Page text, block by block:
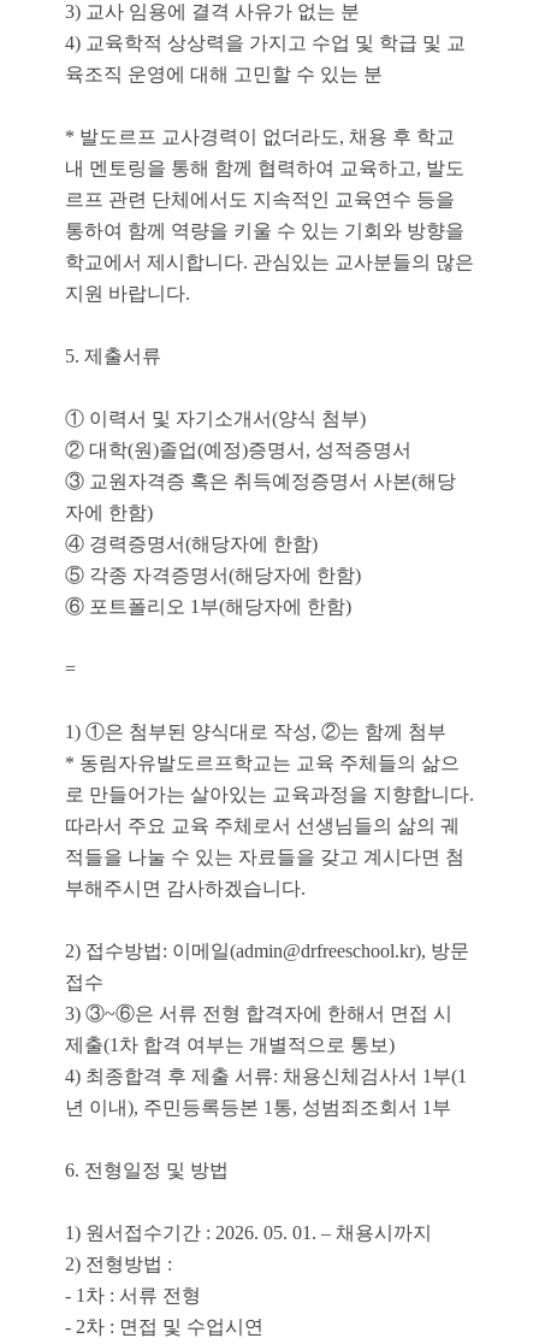
3) 교사 임용에 결격 사유가 없는 분
4) 교육학적 상상력을 가지고 수업 및 학급 및 교
육조직 운영에 대해 고민할 수 있는 분
* 발도르프 교사경력이 없더라도, 채용 후 학교
내 멘토링을 통해 함께 협력하여 교육하고, 발도
르프 관련 단체에서도 지속적인 교육연수 등을
통하여 함께 역량을 키울 수 있는 기회와 방향을
학교에서 제시합니다. 관심있는 교사분들의 많은
지원 바랍니다.
5. 제출서류
① 이력서 및 자기소개서(양식 첨부)
② 대학(원)졸업(예정)증명서, 성적증명서
③ 교원자격증 혹은 취득예정증명서 사본(해당
자에 한함)
④ 경력증명서(해당자에 한함)
⑤ 각종 자격증명서(해당자에 한함)
⑥ 포트폴리오 1부(해당자에 한함)
=
1) ①은 첨부된 양식대로 작성, ②는 함께 첨부
* 동림자유발도르프학교는 교육 주체들의 삶으
로 만들어가는 살아있는 교육과정을 지향합니다.
따라서 주요 교육 주체로서 선생님들의 삶의 궤
적들을 나눌 수 있는 자료들을 갖고 계시다면 첨
부해주시면 감사하겠습니다.
2) 접수방법: 이메일(admin@drfreeschool.kr), 방문
접수
3) ③~⑥은 서류 전형 합격자에 한해서 면접 시
제출(1차 합격 여부는 개별적으로 통보)
4) 최종합격 후 제출 서류: 채용신체검사서 1부(1
년 이내), 주민등록등본 1통, 성범죄조회서 1부
6. 전형일정 및 방법
1) 원서접수기간 : 2026. 05. 01. – 채용시까지
2) 전형방법 :
- 1차 : 서류 전형
- 2차 : 면접 및 수업시연